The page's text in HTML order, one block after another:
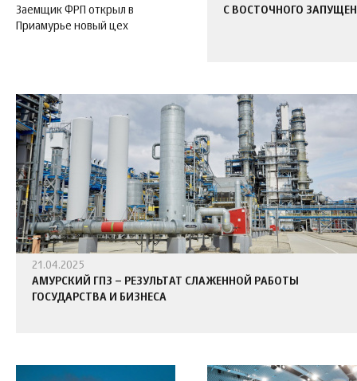
Заемщик ФРП открыл в
Приамурье новый цех
С ВОСТОЧНОГО
21.04.2025
АМУРСКИЙ ГПЗ – РЕЗУЛЬТАТ СЛАЖЕННОЙ РАБОТЫ
ГОСУДАРСТВА И БИЗНЕСА